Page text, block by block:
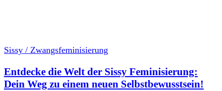
Sissy / Zwangsfeminisierung
Entdecke die Welt der Sissy Feminisierung:
Dein Weg zu einem neuen Selbstbewusstsein!